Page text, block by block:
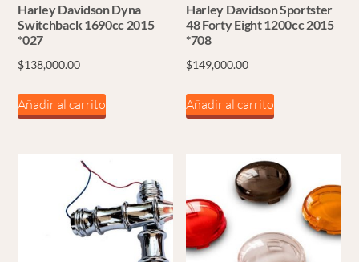
Harley Davidson Dyna
Switchback 1690cc 2015
*027
$138,000.00
Añadir al carrito
Harley Davidson Sportster
48 Forty Eight 1200cc 2015
*708
$149,000.00
Añadir al carrito